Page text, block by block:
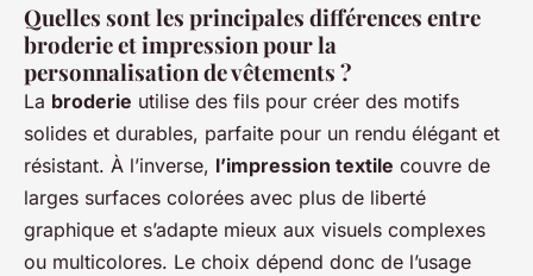
Quelles sont les principales différences entre
broderie et impression pour la
personnalisation de vêtements ?
La broderie utilise des fils pour créer des motifs
solides et durables, parfaite pour un rendu élégant et
résistant. À l’inverse, l’impression textile couvre de
larges surfaces colorées avec plus de liberté
graphique et s’adapte mieux aux visuels complexes
ou multicolores. Le choix dépend donc de l’usage